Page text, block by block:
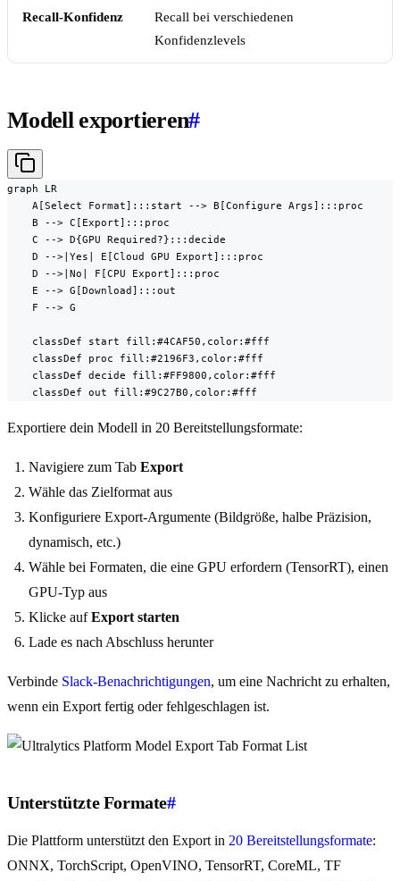
Recall-Konfidenz
Recall bei verschiedenen
Konfidenzlevels
Modell exportieren#
graph LR
    A[Select Format]:::start --> B[Configure Args]:::proc
    B --> C[Export]:::proc
    C --> D{GPU Required?}:::decide
    D -->|Yes| E[Cloud GPU Export]:::proc
    D -->|No| F[CPU Export]:::proc
    E --> G[Download]:::out
    F --> G
    classDef start fill:#4CAF50,color:#fff
    classDef proc fill:#2196F3,color:#fff
    classDef decide fill:#FF9800,color:#fff
    classDef out fill:#9C27B0,color:#fff
Exportiere dein Modell in 20 Bereitstellungsformate:
Navigiere zum Tab Export
Wähle das Zielformat aus
Konfiguriere Export-Argumente (Bildgröße, halbe Präzision,
dynamisch, etc.)
Wähle bei Formaten, die eine GPU erfordern (TensorRT), einen
GPU-Typ aus
Klicke aufExport starten
Lade es nach Abschluss herunter
Verbinde Slack-Benachrichtigungen, um eine Nachricht zu erhalten,
wenn ein Export fertig oder fehlgeschlagen ist.
Unterstützte Formate#
Die Plattform unterstützt den Export in 20 Bereitstellungsformate:
ONNX, TorchScript, OpenVINO, TensorRT, CoreML, TF